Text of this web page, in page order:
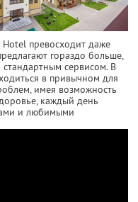
превосходит даже
гораздо больше,
сервисом. В
в привычном для
имея возможность
каждый день
и любимыми